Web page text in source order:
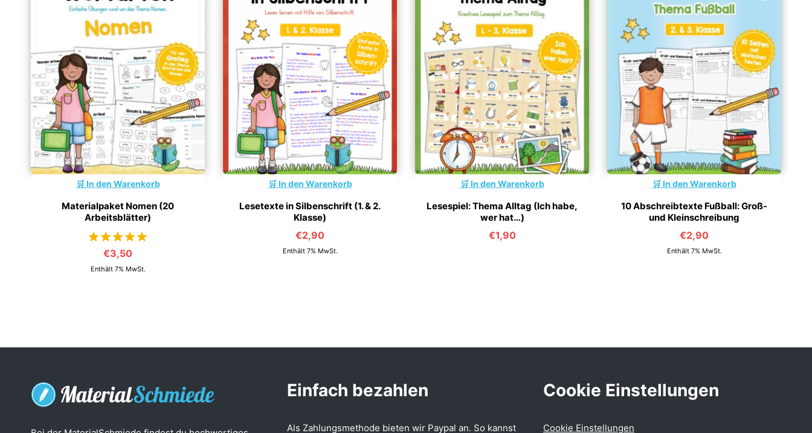
In den Warenkorb
Materialpaket Nomen (20
Arbeitsblätter)
von 5
€3,50
Enthält 7% MwSt.
In den Warenkorb
Lesetexte in Silbenschrift (1. & 2.
Klasse)
€2,90
Enthält 7% MwSt.
In den Warenkorb
Lesespiel: Thema Alltag (Ich habe,
wer hat…)
€1,90
In den Warenkorb
10 Abschreibtexte Fußball: Groß-
und Kleinschreibung
€2,90
Enthält 7% MwSt.
Einfach bezahlen
Als Zahlungsmethode bieten wir Paypal an. So kannst
Cookie Einstellungen
Cookie Einstellungen